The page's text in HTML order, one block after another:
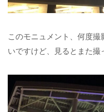
このモニュメント、何度
いですけど、見るとまた撮